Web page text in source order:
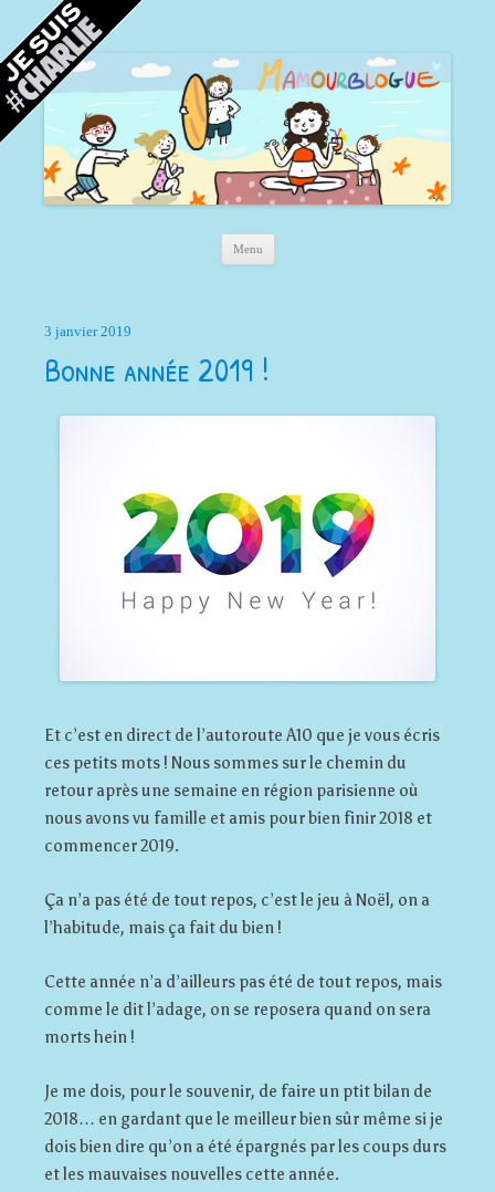
Mamour blogue
Blog d'une maman à Bordeaux, du sable, des coquillages… et la mer !
Menu Aller au contenu principal
3 janvier 2019
Bonne année 2019 !
Et c’est en direct de l’autoroute A10 que je vous écris
ces petits mots ! Nous sommes sur le chemin du
retour après une semaine en région parisienne où
nous avons vu famille et amis pour bien finir 2018 et
commencer 2019.
Ça n’a pas été de tout repos, c’est le jeu à Noël, on a
l’habitude, mais ça fait du bien !
Cette année n’a d’ailleurs pas été de tout repos, mais
comme le dit l’adage, on se reposera quand on sera
morts hein !
Je me dois, pour le souvenir, de faire un ptit bilan de
2018… en gardant que le meilleur bien sûr même si je
dois bien dire qu’on a été épargnés par les coups durs
et les mauvaises nouvelles cette année.